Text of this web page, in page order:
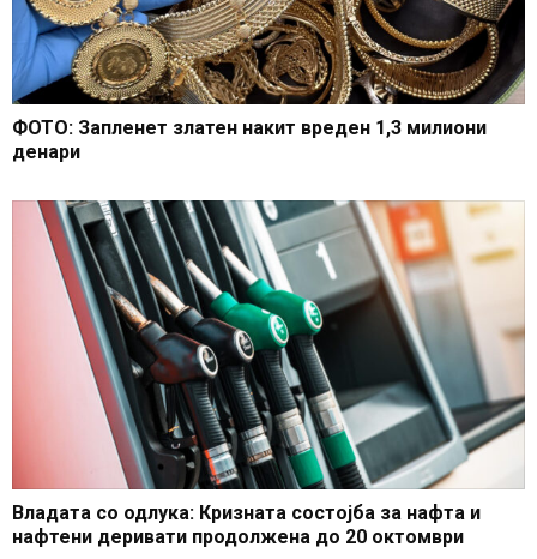
ФОТО: Запленет златен накит вреден 1,3 милиони
денари
Владата со одлука: Кризната состојба за нафта и
нафтени деривати продолжена до 20 октомври